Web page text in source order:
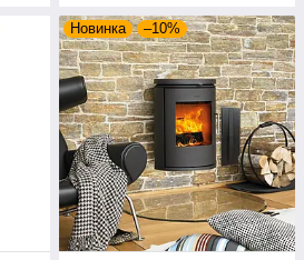
Новинка –10%